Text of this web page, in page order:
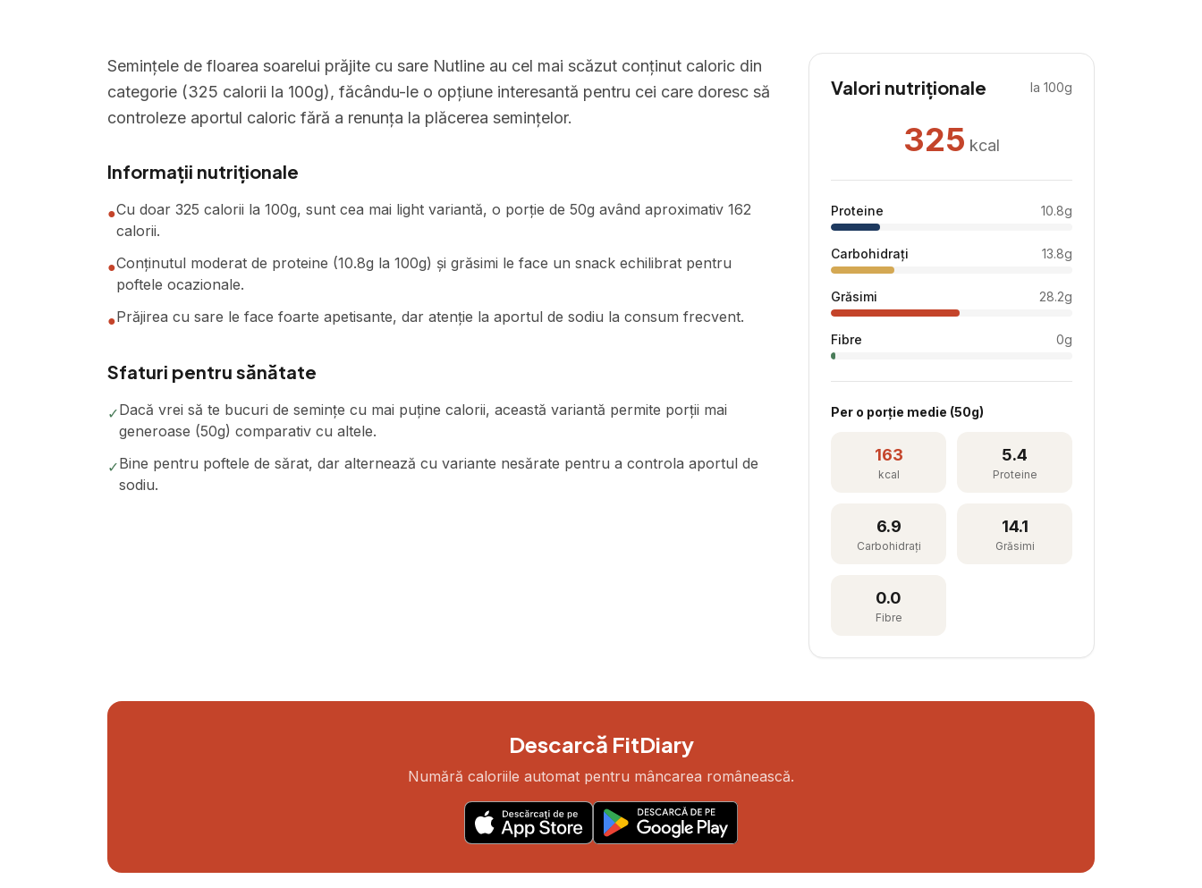
Semințele de floarea soarelui prăjite cu sare Nutline au cel mai scăzut conținut caloric din
categorie (325 calorii la 100g), făcându-le o opțiune interesantă pentru cei care doresc să
controleze aportul caloric fără a renunța la plăcerea semințelor.
Informații nutriționale
●Cu doar 325 calorii la 100g, sunt cea mai light variantă, o porție de 50g având aproximativ 162
calorii.
●Conținutul moderat de proteine (10.8g la 100g) și grăsimi le face un snack echilibrat pentru
poftele ocazionale.
●Prăjirea cu sare le face foarte apetisante, dar atenție la aportul de sodiu la consum frecvent.
Sfaturi pentru sănătate
✓Dacă vrei să te bucuri de semințe cu mai puține calorii, această variantă permite porții mai
generoase (50g) comparativ cu altele.
✓Bine pentru poftele de sărat, dar alternează cu variante nesărate pentru a controla aportul de
sodiu.
Valori nutriționale la 100g
325 kcal
Proteine 10.8g
Carbohidrați 13.8g
Grăsimi 28.2g
Fibre 0g
Per o porție medie (50g)
163
kcal
5.4
Proteine
6.9
Carbohidrați
14.1
Grăsimi
0.0
Fibre
Descarcă FitDiary
Numără caloriile automat pentru mâncarea românească.